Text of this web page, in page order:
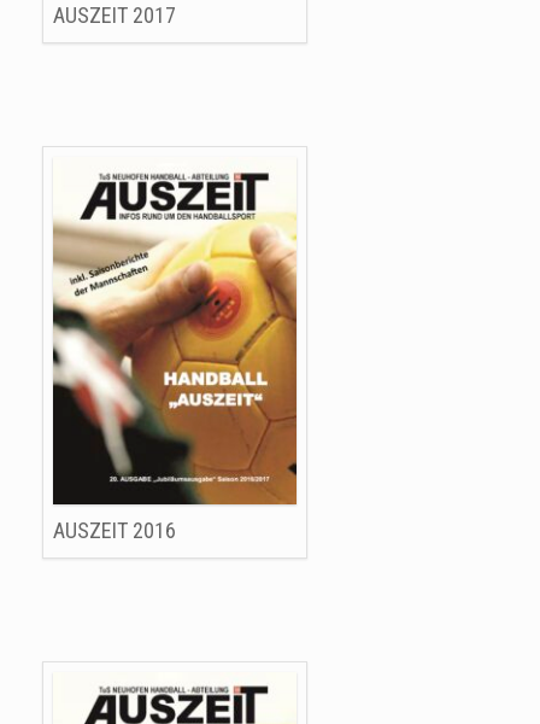
AUSZEIT 2017
AUSZEIT 2016